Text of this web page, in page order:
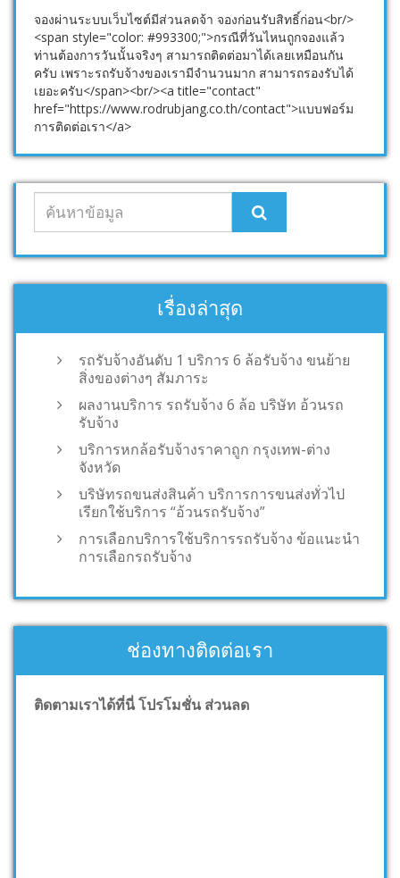
จองผ่านระบบเว็บไซต์มีส่วนลดจ้า จองก่อนรับสิทธิ์ก่อน<br/>
<span style="color: #993300;">กรณีที่วันไหนถูกจองแล้ว
ท่านต้องการวันนั้นจริงๆ สามารถติดต่อมาได้เลยเหมือนกัน
ครับ เพราะรถรับจ้างของเรามีจำนวนมาก สามารถรองรับได้
เยอะครับ</span><br/><a title="contact"
href="https://www.rodrubjang.co.th/contact">แบบฟอร์ม
การติดต่อเรา</a>
เรื่องล่าสุด
รถรับจ้างอันดับ 1 บริการ 6 ล้อรับจ้าง ขนย้าย
สิ่งของต่างๆ สัมภาระ
ผลงานบริการ รถรับจ้าง 6 ล้อ บริษัท อ้วนรถ
รับจ้าง
บริการหกล้อรับจ้างราคาถูก กรุงเทพ-ต่าง
จังหวัด
บริษัทรถขนส่งสินค้า บริการการขนส่งทั่วไป
เรียกใช้บริการ “อ้วนรถรับจ้าง”
การเลือกบริการใช้บริการรถรับจ้าง ข้อแนะนำ
การเลือกรถรับจ้าง
ช่องทางติดต่อเรา
ติดตามเราได้ที่นี่ โปรโมชั่น ส่วนลด